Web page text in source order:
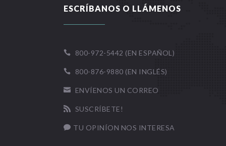
ESCRÍBANOS O LLÁMENOS
 800-972-5442 (EN ESPAÑOL)
 800-876-9880 (EN INGLÉS)
 ENVÍENOS UN CORREO
 SUSCRÍBETE!
 TU OPINÍON NOS INTERESA